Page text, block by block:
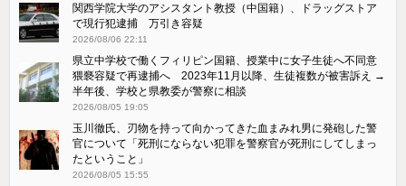
関西学院大学のアシスタント教授（中国籍）、ドラッグストア
で現行犯逮捕 万引き容疑
2026/08/06 22:11
県立中学校で働くフィリピン国籍、授業中に女子生徒へ不同意
猥褻容疑で再逮捕へ 2023年11月以降、生徒複数が被害訴え →
半年後、学校と県教委が警察に相談
2026/08/05 19:05
玉川徹氏、刃物を持って向かってきた血まみれ男に発砲した警
官について「死刑にならない犯罪を警察官が死刑にしてしまっ
たということ」
2026/08/05 15:55